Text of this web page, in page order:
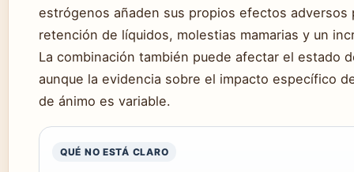
estrógenos añaden sus propios efectos adversos
retención de líquidos, molestias mamarias y un
La combinación también puede afectar el estado
aunque la evidencia sobre el impacto específico
de ánimo es variable.
QUÉ NO ESTÁ CLARO